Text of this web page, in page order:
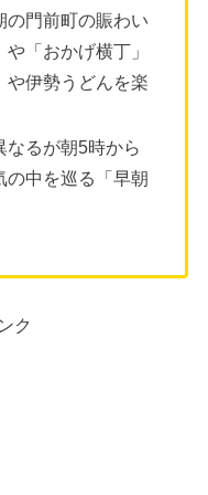
の門前町の賑わい
「おかげ横丁」
や伊勢うどんを楽
なるが朝5時から
の中を巡る「早朝
ク